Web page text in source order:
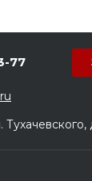
77
Тухачевского,